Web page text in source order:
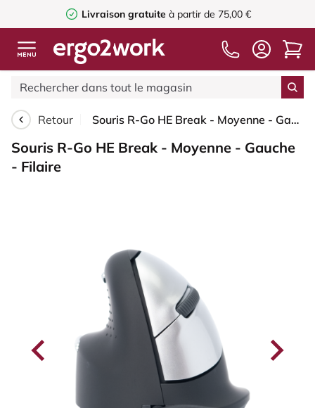
Livraison gratuite à partir de 75,00 €
Retour Souris R-Go HE Break - Moyenne - Gauche - Filaire
Souris R-Go HE Break - Moyenne - Gauche
- Filaire